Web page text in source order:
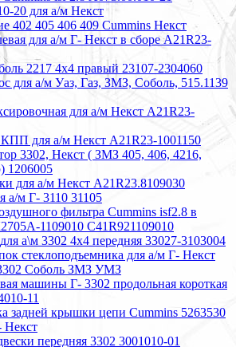
20 для а/м Некст
402 405 406 409 Cummins Некст
для а/м Г- Некст в сборе А21R23-
2217 4х4 правый 23107-2304060
для а/м Уаз, Газ, ЗМЗ, Соболь, 515.1139
для а/м Некст A21R23-
КПП для а/м Некст A21R23-1001150
3302, Некст ( ЗМЗ 405, 406, 4216,
1206005
для а/м Некст A21R23.8109030
а/м Г- 3110 31105
фильтра Cummins isf2.8 в
1109010 С41R921109010
а\м 3302 4х4 передняя 33027-3103004
стеклоподъемника для а/м Г- Некст
Соболь ЗМЗ УМЗ
машины Г- 3302 продольная короткая
11
задней крышки цепи Cummins 5263530
Некст
передняя 3302 3001010-01